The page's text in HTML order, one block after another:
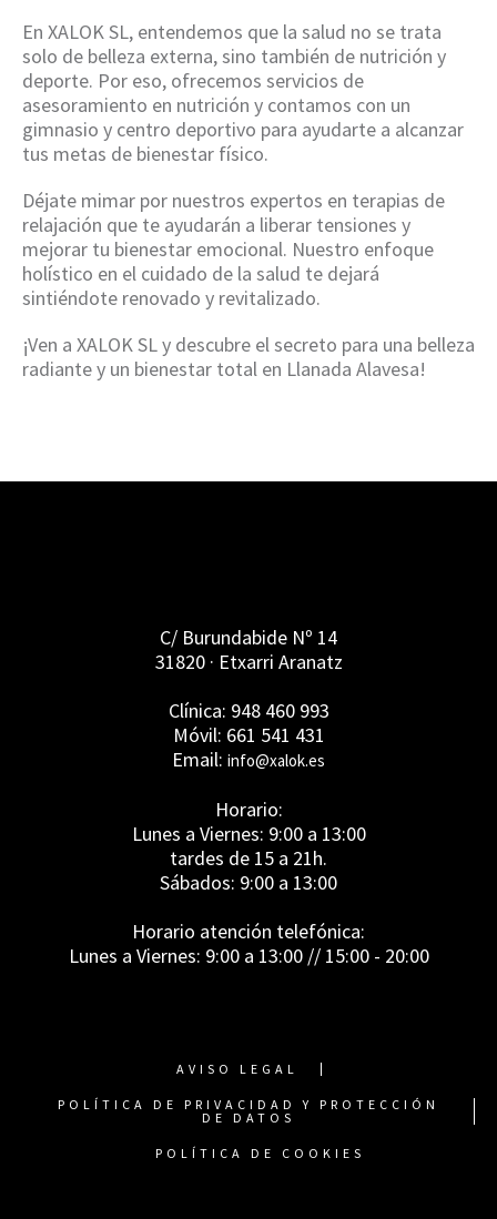
En XALOK SL, entendemos que la salud no se trata
solo de belleza externa, sino también de nutrición y
deporte. Por eso, ofrecemos servicios de
asesoramiento en nutrición y contamos con un
gimnasio y centro deportivo para ayudarte a alcanzar
tus metas de bienestar físico.
Déjate mimar por nuestros expertos en terapias de
relajación que te ayudarán a liberar tensiones y
mejorar tu bienestar emocional. Nuestro enfoque
holístico en el cuidado de la salud te dejará
sintiéndote renovado y revitalizado.
¡Ven a XALOK SL y descubre el secreto para una belleza
radiante y un bienestar total en Llanada Alavesa!
C/ Burundabide Nº 14
31820 · Etxarri Aranatz
Clínica: 948 460 993
Móvil: 661 541 431
Email: info@xalok.es
Horario:
Lunes a Viernes: 9:00 a 13:00
tardes de 15 a 21h.
Sábados: 9:00 a 13:00
Horario atención telefónica:
Lunes a Viernes: 9:00 a 13:00 // 15:00 - 20:00
AVISO LEGAL
POLÍTICA DE PRIVACIDAD Y PROTECCIÓN
DE DATOS
POLÍTICA DE COOKIES